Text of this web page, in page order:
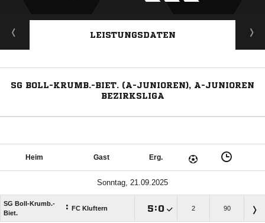
LEISTUNGSDATEN
SG BOLL-KRUMB.-BIET. (A-JUNIOREN), A-JUNIOREN
BEZIRKSLIGA
Heim Gast Erg.
Sonntag, 21.09.2025
SG Boll-Krumb.-
Biet.
: FC Kluftern : 2 90